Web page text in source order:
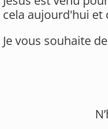
cela aujourd'hui et
Je vous souhaite